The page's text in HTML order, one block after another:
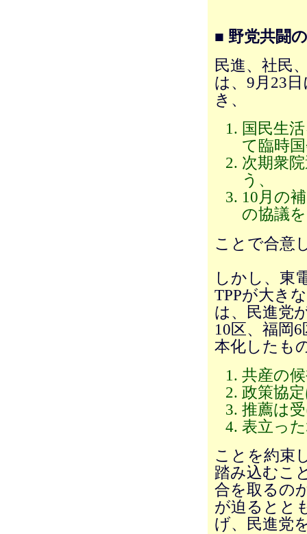
■ 野党共闘
民進、社民
は、9月23
き、
国民生
て臨時
次期衆
う、
10月の
の協議
ことで合意
しかし、東
TPPが大き
は、民進党
10区、福岡
本化したも
共産の
政策協
推薦は
表立っ
ことを約束
踏み込むこ
合を取るの
が迫るとと
げ、民進党